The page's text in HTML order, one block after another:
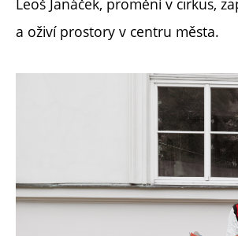
Leoš Janáček, promění v cirkus,
a oživí prostory v centru města.